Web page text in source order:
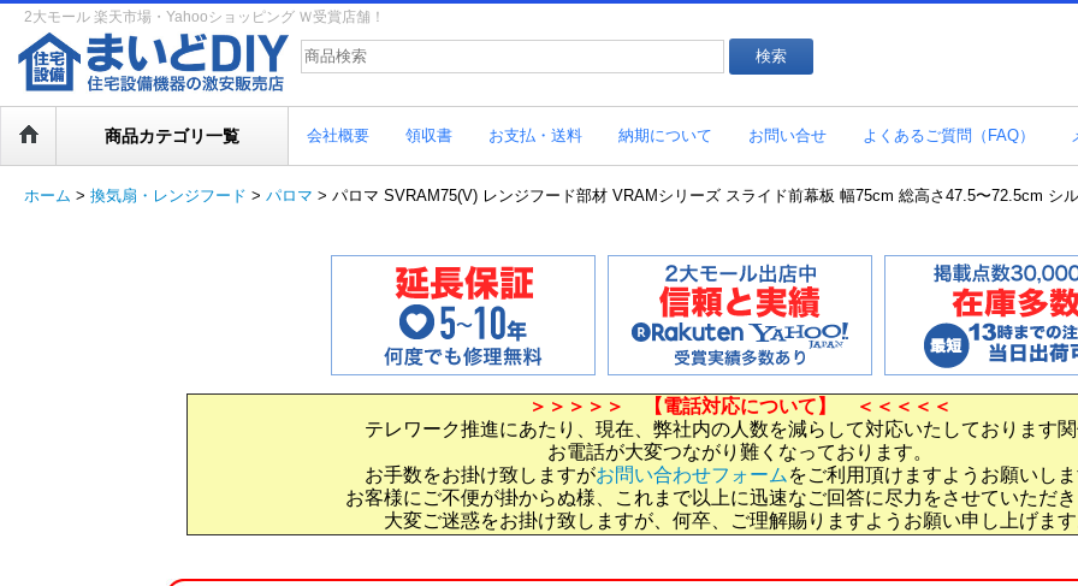
2大モール 楽天市場・Yahooショッピング Ｗ受賞店舗！
商品カテゴリ一覧 会社概要 領収書 お支払・送料 納期について お問い合せ よくあるご質問（FAQ）
ホーム > 換気扇・レンジフード > パロマ > パロマ SVRAM75(V) レンジフード部材 VRAMシリーズ スライド前幕板 幅75cm 総高さ47.5〜72.5cm シ
＞＞＞＞＞ 【電話対応について】 ＜＜＜＜＜
テレワーク推進にあたり、現在、弊社内の人数を減らして対応いたしております
お電話が大変つながり難くなっております。
お手数をお掛け致しますがお問い合わせフォーム をご利用頂けますようお願いしま
お客様にご不便が掛からぬ様、これまで以上に迅速なご回答に尽力をさせていただき
大変ご迷惑をお掛け致しますが、何卒、ご理解賜りますようお願い申し上げます